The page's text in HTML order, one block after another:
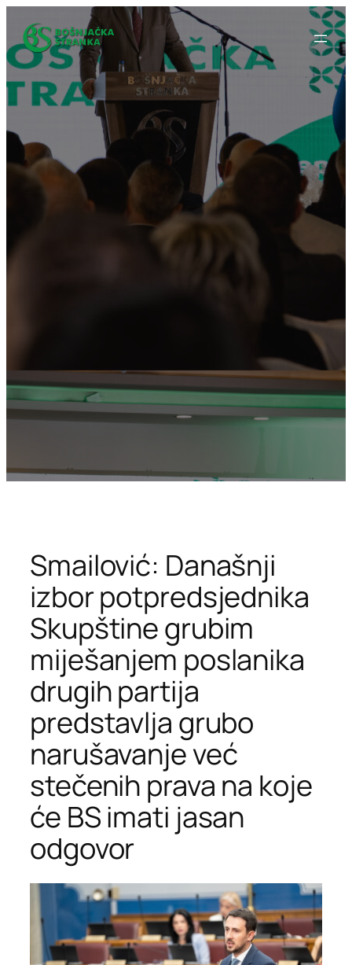
sadržaj
Smailović: Današnji
izbor potpredsjednika
Skupštine grubim
miješanjem poslanika
drugih partija
predstavlja grubo
narušavanje već
stečenih prava na koje
će BS imati jasan
odgovor